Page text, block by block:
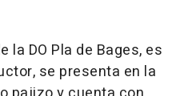
la DO Pla de Bages, es
se presenta en la